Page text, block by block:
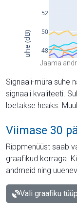
Jaama
Signaali-müra suhe
signaali kvaliteeti.
loetakse heaks.
Viimase 30
Rippmenüüst saab
graafikud korraga.
andmeid ning
Vali graafiku tüüp